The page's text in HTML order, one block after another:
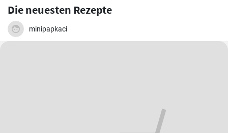
Die neuesten Rezepte
minipapkaci